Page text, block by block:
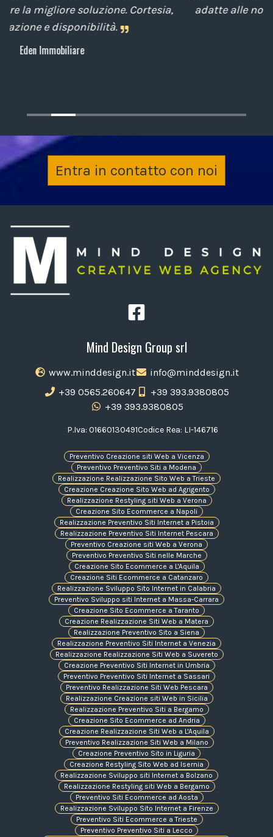
adatte alle nostre esigenze sempre attenti al
cliente.
Entra in contatto con noi
Mind Design Group srl
www.minddesign.it
info@minddesign.it
+39 0565.260647
+39 393.9380805
+39 393.9380805
P.Iva: 01660130491Codice Rea: LI-146716
Preventivo Creazione siti Web a Vicenza
Preventivo Preventivo Siti a Modena
Realizzazione Realizzazione Sito Web a Trieste
Creazione Creazione Sito Web ad Agrigento
Realizzazione Restyling siti Web a Verona
Creazione Sito Ecommerce a Napoli
Realizzazione Preventivo Siti Internet a Pistoia
Realizzazione Preventivo Siti Internet Pescara
Preventivo Creazione siti Web a Verona
Preventivo Preventivo Siti nelle Marche
Creazione Sito Ecommerce a L'Aquila
Creazione Siti Ecommerce a Catanzaro
Realizzazione Sviluppo Sito Internet in Calabria
Preventivo Sviluppo siti Internet a Massa-Carrara
Creazione Sito Ecommerce a Taranto
Creazione Realizzazione Siti Web a Matera
Realizzazione Preventivo Sito a Siena
Realizzazione Preventivo Siti Internet a Venezia
Realizzazione Realizzazione Siti Web a Suvereto
Creazione Preventivo Siti Internet in Umbria
Preventivo Preventivo Siti Internet a Sassari
Preventivo Realizzazione Siti Web Pescara
Realizzazione Creazione siti Web in Sicilia
Realizzazione Preventivo Siti a Bergamo
Creazione Sito Ecommerce ad Andria
Creazione Realizzazione Siti Web a L'Aquila
Preventivo Realizzazione Siti Web a Milano
Creazione Preventivo Sito in Liguria
Creazione Restyling Sito Web ad Isernia
Realizzazione Sviluppo siti Internet a Bolzano
Realizzazione Restyling siti Web a Bergamo
Preventivo Siti Ecommerce ad Aosta
Realizzazione Sviluppo Sito Internet a Firenze
Preventivo Siti Ecommerce a Trieste
Preventivo Preventivo Siti a Lecco